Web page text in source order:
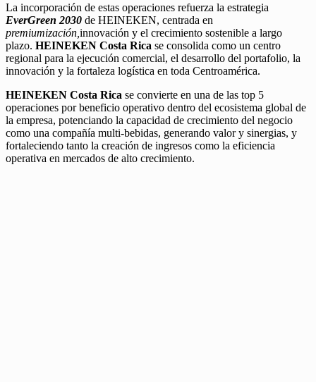
La incorporación de estas operaciones refuerza la estrategia
EverGreen 2030 de HEINEKEN, centrada en
premiumización, innovación y el crecimiento sostenible a largo
plazo. HEINEKEN Costa Rica se consolida como un centro
regional para la ejecución comercial, el desarrollo del portafolio, la
innovación y la fortaleza logística en toda Centroamérica.
HEINEKEN Costa Rica se convierte en una de las top 5
operaciones por beneficio operativo dentro del ecosistema global de
la empresa, potenciando la capacidad de crecimiento del negocio
como una compañía multi-bebidas, generando valor y sinergias, y
fortaleciendo tanto la creación de ingresos como la eficiencia
operativa en mercados de alto crecimiento.